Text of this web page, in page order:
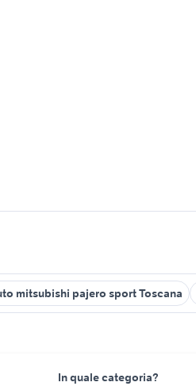
mitsubishi pajero sport Toscana
In quale categoria?